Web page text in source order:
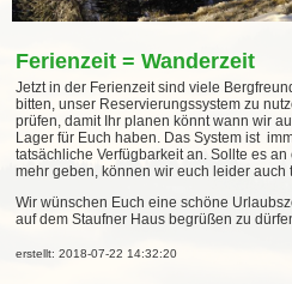
Ferienzeit = Wanderzeit
Jetzt in der Ferienzeit sind viele
bitten, unser Reservierungssystem zu
prüfen, damit Ihr planen könnt wann wir
Lager für Euch haben. Das System ist
tatsächliche Verfügbarkeit an. Sollte es
mehr geben, können wir euch leider
Wir wünschen Euch eine schöne
auf dem Staufner Haus begrüßen zu
erstellt: 2018-07-22 14:32:20